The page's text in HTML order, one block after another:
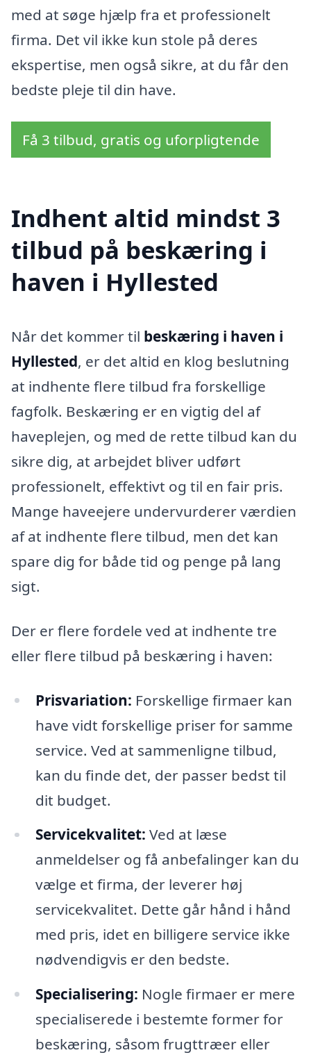
med at søge hjælp fra et professionelt
firma. Det vil ikke kun stole på deres
ekspertise, men også sikre, at du får den
bedste pleje til din have.
Få 3 tilbud, gratis og uforpligtende
Indhent altid mindst 3
tilbud på beskæring i
haven i Hyllested
Når det kommer til beskæring i haven i
Hyllested, er det altid en klog beslutning
at indhente flere tilbud fra forskellige
fagfolk. Beskæring er en vigtig del af
haveplejen, og med de rette tilbud kan du
sikre dig, at arbejdet bliver udført
professionelt, effektivt og til en fair pris.
Mange haveejere undervurderer værdien
af at indhente flere tilbud, men det kan
spare dig for både tid og penge på lang
sigt.
Der er flere fordele ved at indhente tre
eller flere tilbud på beskæring i haven:
Prisvariation: Forskellige firmaer kan
have vidt forskellige priser for samme
service. Ved at sammenligne tilbud,
kan du finde det, der passer bedst til
dit budget.
Servicekvalitet: Ved at læse
anmeldelser og få anbefalinger kan du
vælge et firma, der leverer høj
servicekvalitet. Dette går hånd i hånd
med pris, idet en billigere service ikke
nødvendigvis er den bedste.
Specialisering: Nogle firmaer er mere
specialiserede i bestemte former for
beskæring, såsom frugttræer eller